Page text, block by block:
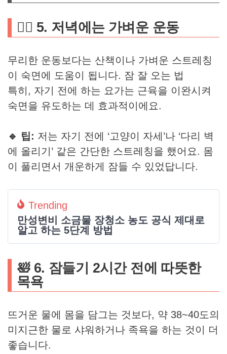
🏃‍♂️ 5. 저녁에는 가벼운 운동
무리한 운동보다는 산책이나 가벼운 스트레칭
이 숙면에 도움이 됩니다. 잠 잘 오는 법
특히, 자기 전에 하는 요가는 근육을 이완시켜
숙면을 유도하는 데 효과적이에요.
🔹 팁: 저는 자기 전에 ‘고양이 자세’나 ‘다리 벽
에 올리기’ 같은 간단한 스트레칭을 했어요. 몸
이 풀리면서 개운하게 잠들 수 있었답니다.
Trending
만성변비 소금물 장청소 농도 공식 제대로
알고 하는 5단계 방법
🛀 6. 잠들기 2시간 전에 따뜻한
목욕
뜨거운 물에 몸을 담그는 것보다, 약 38~40도의
미지근한 물로 샤워하거나 족욕을 하는 것이 더
좋습니다.